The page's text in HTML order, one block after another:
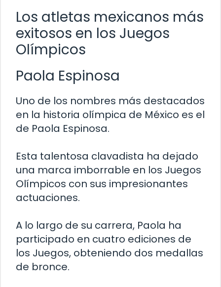
Los atletas mexicanos más
exitosos en los Juegos
Olímpicos
Paola Espinosa
Uno de los nombres más destacados
en la historia olímpica de México es el
de Paola Espinosa.
Esta talentosa clavadista ha dejado
una marca imborrable en los Juegos
Olímpicos con sus impresionantes
actuaciones.
A lo largo de su carrera, Paola ha
participado en cuatro ediciones de
los Juegos, obteniendo dos medallas
de bronce.